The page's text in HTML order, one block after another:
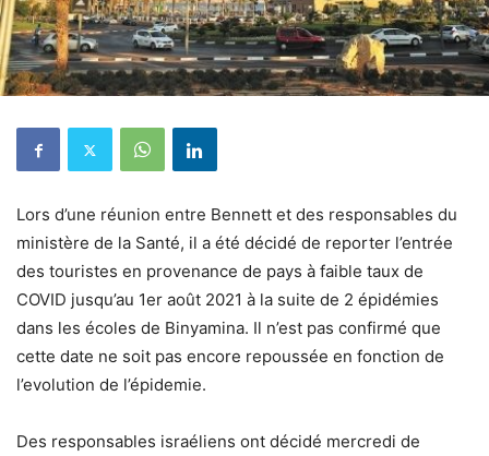
Lors d’une réunion entre Bennett et des responsables du
ministère de la Santé, il a été décidé de reporter l’entrée
des touristes en provenance de pays à faible taux de
COVID jusqu’au 1er août 2021 à la suite de 2 épidémies
dans les écoles de Binyamina. Il n’est pas confirmé que
cette date ne soit pas encore repoussée en fonction de
l’evolution de l’épidemie.
Des responsables israéliens ont décidé mercredi de